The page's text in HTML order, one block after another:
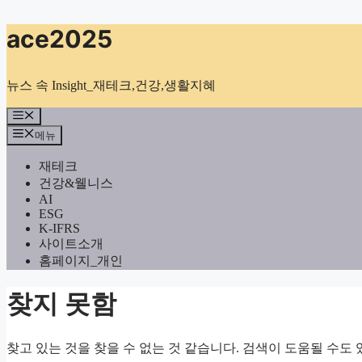
컨
텐
로
너
뛰
기
ace2025
뉴스 속 Insight_재테크,건강,생활지혜
메
뉴
메뉴
재테크
건강&웰니스
AI
ESG
K-IFRS
사이트소개
홈페이지_개인
찾지 못함
찾고 있는 것을 찾을 수 없는 것 같습니다. 검색이 도움될 수도